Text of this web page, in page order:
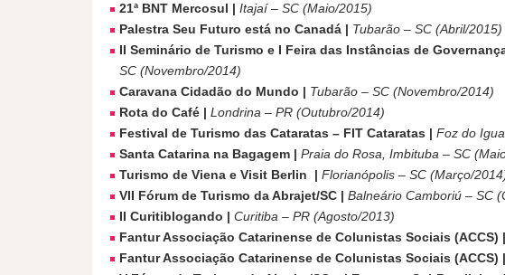
21ª BNT Mercosul | Itajaí – SC (Maio/2015)
Palestra Seu Futuro está no Canadá | Tubarão – SC (Abril/2015)
II Seminário de Turismo e I Feira das Instâncias de
SC (Novembro/2014)
Caravana Cidadão do Mundo | Tubarão – SC (Novembro/2014)
Rota do Café | Londrina – PR (Outubro/2014)
Festival de Turismo das Cataratas – FIT Cataratas | Foz do
Santa Catarina na Bagagem | Praia do Rosa, Imbituba – SC
Turismo de Viena e Visit Berlin | Florianópolis – SC (Março/
VII Fórum de Turismo da Abrajet/SC | Balneário Camboriú – SC
II Curitiblogando | Curitiba – PR (Agosto/2013)
Fantur Associação Catarinense de Colunistas Sociais (ACCS) |
Fantur Associação Catarinense de Colunistas Sociais (ACCS) |